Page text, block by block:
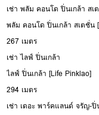
เช่า พลัม คอนโด ปิ่นเกล้า สเ
พลัม คอนโด ปิ่นเกล้า สเตชั่น
267 เมตร
เช่า ไลฟ์ ปิ่นเกล้า
ไลฟ์ ปิ่นเกล้า [Life Pinklao]
294 เมตร
เช่า เดอะ พาร์คแลนด์ จรัญ-ปิ่